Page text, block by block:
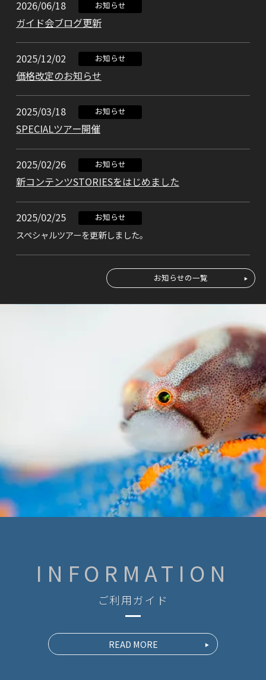
2026/06/18 お知らせ
ガイド会ブログ更新
2025/12/02 お知らせ
価格改定のお知らせ
2025/03/18 お知らせ
SPECIALツアー開催
2025/02/26 お知らせ
新コンテンツSTORIESをはじめました
2025/02/25 お知らせ
スペシャルツアーを更新しました。
お知らせの一覧
INFORMATION
ご利用ガイド
READ MORE